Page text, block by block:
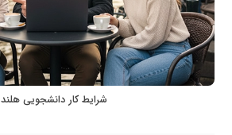
شرایط کار دانشجویی هلند